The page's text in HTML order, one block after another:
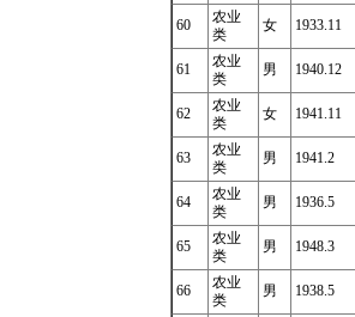
60
农业
类
女 1933.11
61
农业
类
男 1940.12
62
农业
类
女 1941.11
63
农业
类
男 1941.2
64
农业
类
男 1936.5
65
农业
类
男 1948.3
66
农业
类
男 1938.5